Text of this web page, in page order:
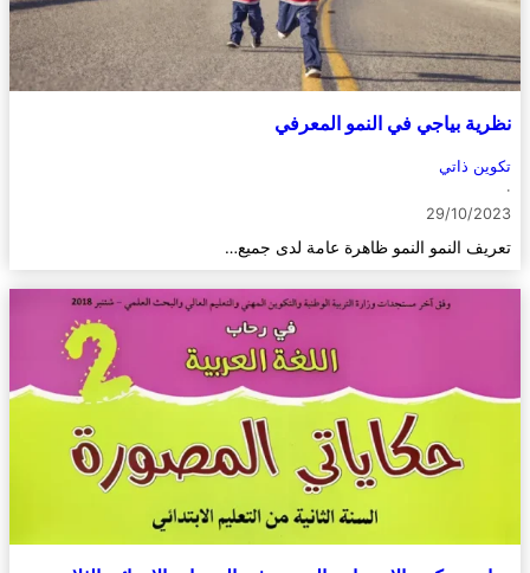
نظرية بياجي في النمو المعرفي
تكوين ذاتي
·
29/10/2023
تعريف النمو النمو ظاهرة عامة لدى جميع…